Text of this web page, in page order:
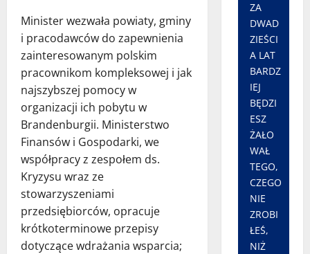
Minister wezwała powiaty, gminy
i pracodawców do zapewnienia
zainteresowanym polskim
pracownikom kompleksowej i jak
najszybszej pomocy w
organizacji ich pobytu w
Brandenburgii. Ministerstwo
Finansów i Gospodarki, we
współpracy z zespołem ds.
Kryzysu wraz ze
stowarzyszeniami
przedsiębiorców, opracuje
krótkoterminowe przepisy
dotyczące wdrażania wsparcia;
ZA
DWAD
ZIEŚCI
A LAT
BARDZ
IEJ
BĘDZI
ESZ
ŻAŁO
WAŁ
TEGO,
CZEGO
NIE
ZROBI
ŁEŚ,
NIŻ